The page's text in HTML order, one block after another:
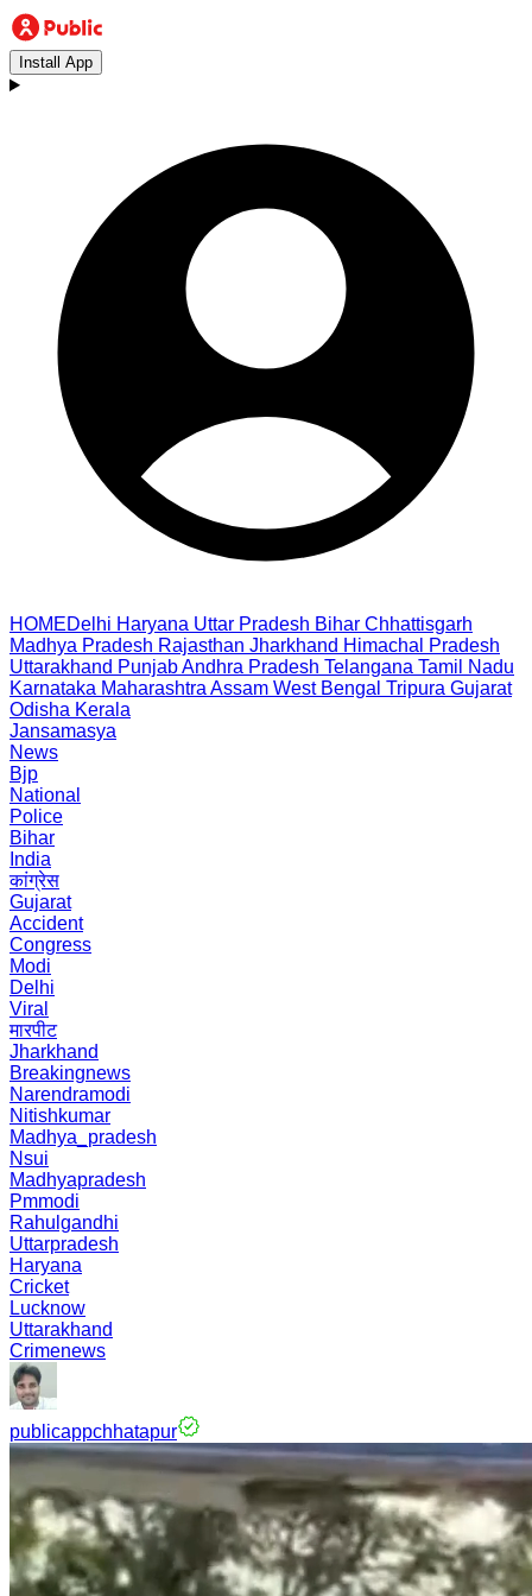
Install App
HOMEDelhi Haryana Uttar Pradesh Bihar Chhattisgarh
Madhya Pradesh Rajasthan Jharkhand Himachal Pradesh
Uttarakhand PunjabAndhra Pradesh Telangana Tamil Nadu
Karnataka Maharashtra Assam West Bengal Tripura Gujarat
Odisha Kerala
Jansamasya
News
Bjp
National
Police
Bihar
India
कांग्रेस
Gujarat
Accident
Congress
Modi
Delhi
Viral
मारपीट
Jharkhand
Breakingnews
Narendramodi
Nitishkumar
Madhya_pradesh
Nsui
Madhyapradesh
Pmmodi
Rahulgandhi
Uttarpradesh
Haryana
Cricket
Lucknow
Uttarakhand
Crimenews
publicappchhatapur